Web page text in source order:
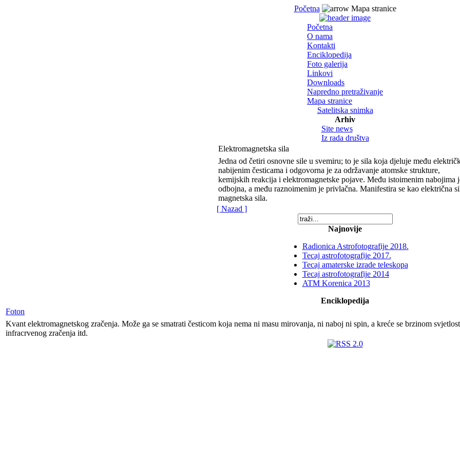
Početna Mapa stranice
Početna
O nama
Kontakti
Enciklopedija
Foto galerija
Linkovi
Downloads
Napredno pretraživanje
Mapa stranice
Satelitska snimka
Arhiv
Site news
Iz rada društva
Elektromagnetska sila
Jedna od četiri osnovne sile u svemiru; to je sila koja djeluje među
nabijenim česticama i odgovorna je za održavanje atomske strukture,
kemijskih reakcija i elektromagnetske pojave. Među istoimenim nabojima
odbojna, a među raznoimenim je privlačna. Manifestira se kao električna
magnetska sila.
[ Nazad ]
Najnovije
Radionica Astrofotografije 2018.
Tecaj astrofotografije 2017.
Tecaj amaterske izrade teleskopa
Tecaj astrofotografije 2014
ATM Korenica 2013
Enciklopedija
Foton
Kvant elektromagnetskog zračenja. Može ga se smatrati česticom koja nema ni masu mirovanja, ni naboj ni spin, a kreće se brzinom
infracrvenog zračenja itd.